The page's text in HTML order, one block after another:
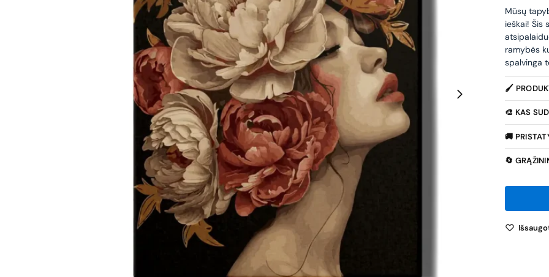
Mūsų
ieškai! Šis
ramybės
spalvinga
🖌️
🎨 KAS
🚚
🔄